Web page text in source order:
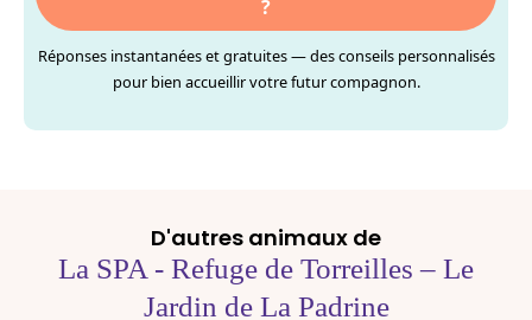
?
Réponses instantanées et gratuites — des conseils personnalisés
pour bien accueillir votre futur compagnon.
D'autres animaux de
La SPA - Refuge de Torreilles – Le
Jardin de La Padrine